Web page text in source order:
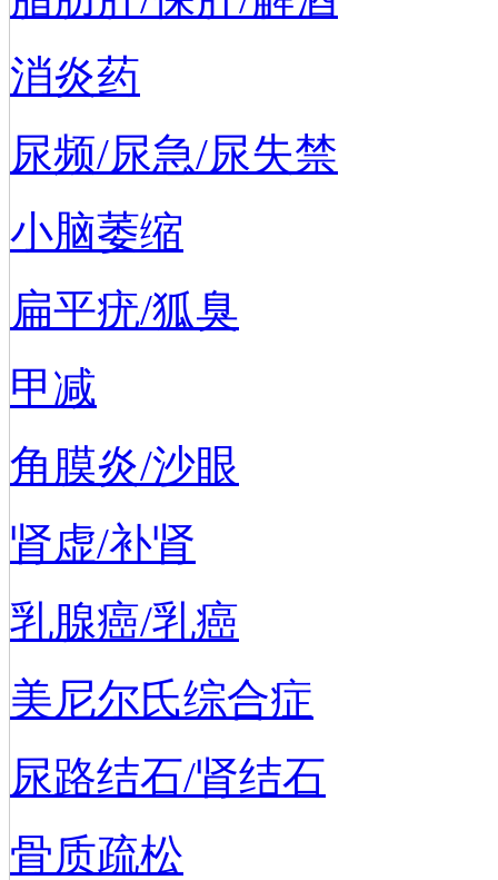
消炎药
尿频/尿急/尿失禁
小脑萎缩
扁平疣/狐臭
甲减
角膜炎/沙眼
肾虚/补肾
乳腺癌/乳癌
美尼尔氏综合症
尿路结石/肾结石
骨质疏松